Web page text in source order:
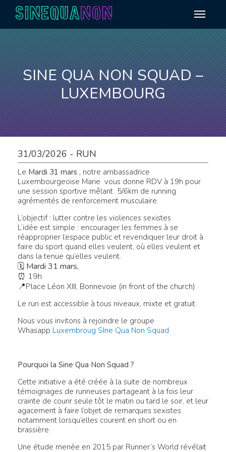
Aller au contenu
SINE QUA NON SQUAD –
LUXEMBOURG
31/03/2026 - RUN
Le Mardi 31 mars , notre ambassadrice
Luxembourgeoise Marie vous donne RDV à 19h pour
une session sportive mêlant 5/6km de running
agrémentés de renforcement musculaire.
L’objectif : lutter contre les violences sexistes
L’idée est simple : encourager les femmes à se
réapproprier l’espace public et revendiquer leur droit à
faire du sport quand elles veulent, où elles veulent et
dans la tenue qu’elles veulent.
🗓 Mardi 31 mars,
⏰ 19h
📍Place Léon XIII, Bonnevoie (in front of the church)
Le run est accessible à tous niveaux, mixte et gratuit.
Nous vous invitons à rejoindre le groupe
Whasapp Luxembroug SIne Qua Non Squad
Pourquoi la Sine Qua Non Squad ?
Cette initiative a été créée à la suite de nombreux
témoignages de runneuses partageant à la fois leur
crainte de courir seule tôt le matin ou tard le soir, et leur
agacement à faire l’objet de remarques sexistes
notamment lorsqu’elles courent en short ou en
brassière.
Une étude menée en 2015 par Runner’s World révélait